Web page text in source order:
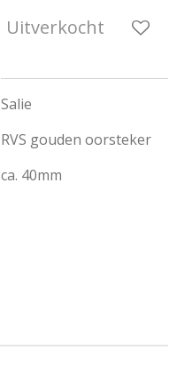
Uitverkocht
Salie
RVS gouden oorsteker
ca. 40mm